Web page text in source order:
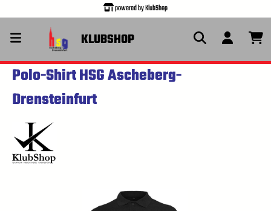
powered by KlubShop
KLUBSHOP
Polo-Shirt HSG Ascheberg-
Drensteinfurt